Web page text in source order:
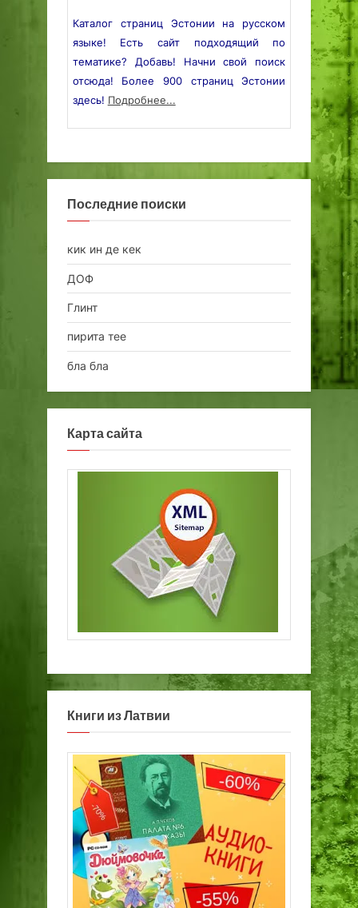
Каталог страниц Эстонии на русском
языке! Есть сайт подходящий по
тематике? Добавь! Начни свой поиск
отсюда! Более 900 страниц Эстонии
здесь! Подробнее...
Последние поиски
кик ин де кек
ДОФ
Глинт
пирита тее
бла бла
Карта сайта
Книги из Латвии